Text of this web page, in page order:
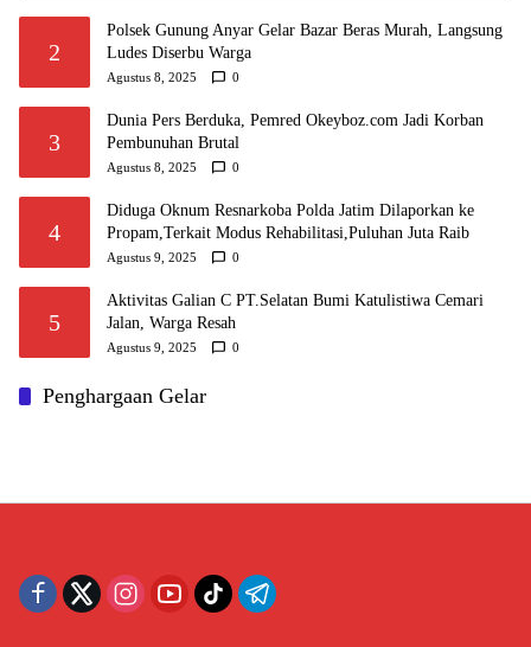
2
Polsek Gunung Anyar Gelar Bazar Beras Murah, Langsung
Ludes Diserbu Warga
Agustus 8, 2025 0
3
Dunia Pers Berduka, Pemred Okeyboz.com Jadi Korban
Pembunuhan Brutal
Agustus 8, 2025 0
4
Diduga Oknum Resnarkoba Polda Jatim Dilaporkan ke
Propam,Terkait Modus Rehabilitasi,Puluhan Juta Raib
Agustus 9, 2025 0
5
Aktivitas Galian C PT.Selatan Bumi Katulistiwa Cemari
Jalan, Warga Resah
Agustus 9, 2025 0
Penghargaan Gelar